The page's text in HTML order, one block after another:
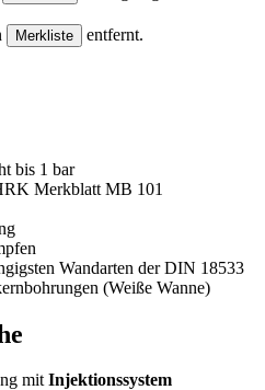
Merkliste entfernt.
bis 1 bar
Merkblatt MB 101
Wandarten der DIN 18533
(Weiße Wanne)
mitInjektionssystem